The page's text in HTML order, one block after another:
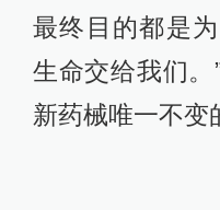
最终目的都是
生命交给我们。
新药械唯一不变